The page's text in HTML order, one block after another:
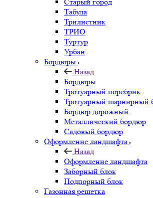
Табула
Трилистник
ТРИО
Туртур
Урбан
Бордюры
Назад
Бордюры
Тротуарный поребрик
Тротуарный шарнирный
Бордюр дорожный
Металлический бордюр
Садовый бордюр
Оформление ландшафта
Назад
Оформление ландшафта
Заборный блок
Подпорный блок
Газонная решетка